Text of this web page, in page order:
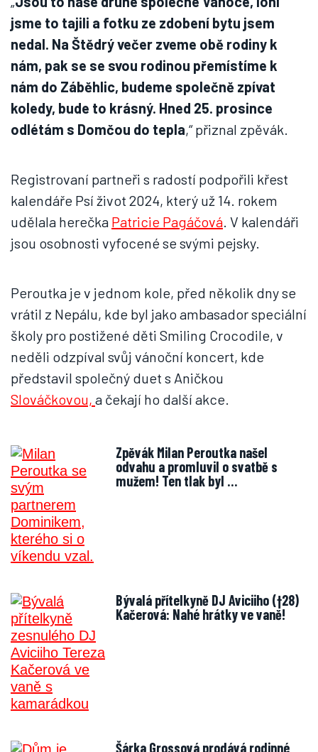
jsme to tajili a fotku ze zdobení bytu jsem
nedal. Na Štědrý večer zveme obě rodiny k
nám, pak se se svou rodinou přemístíme k
nám do Záběhlic, budeme společně zpívat
koledy, bude to krásný. Hned 25. prosince
odlétám s Domčou do tepla,“ přiznal zpěvák.
Registrovaní partneři s radostí podpořili křest
kalendáře Psí život 2024, který už 14. rokem
udělala herečka Patricie Pagáčová. V kalendáři
jsou osobnosti vyfocené se svými pejsky.
Peroutka je v jednom kole, před několik dny se
vrátil z Nepálu, kde byl jako ambasador speciální
školy pro postižené děti Smiling Crocodile, v
neděli odzpíval svůj vánoční koncert, kde
představil společný duet s Aničkou
Slováčkovou, a čekají ho další akce.
Zpěvák Milan Peroutka našel
odvahu a promluvil o svatbě s
mužem! Ten tlak byl …
Bývalá přítelkyně DJ Aviciiho (†28)
Kačerová: Nahé hrátky ve vaně!
Šárka Grossová prodává rodinné